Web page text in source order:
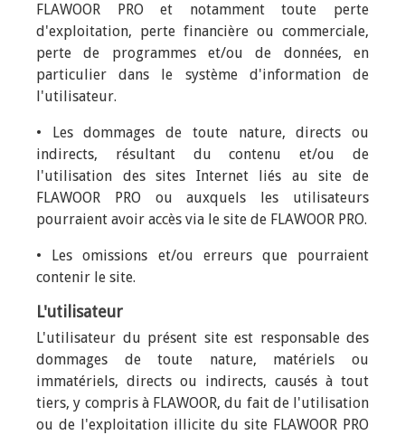
FLAWOOR PRO et notamment toute perte
d'exploitation, perte financière ou commerciale,
perte de programmes et/ou de données, en
particulier dans le système d'information de
l'utilisateur.
• Les dommages de toute nature, directs ou
indirects, résultant du contenu et/ou de
l'utilisation des sites Internet liés au site de
FLAWOOR PRO ou auxquels les utilisateurs
pourraient avoir accès via le site de FLAWOOR PRO.
• Les omissions et/ou erreurs que pourraient
contenir le site.
L'utilisateur
L'utilisateur du présent site est responsable des
dommages de toute nature, matériels ou
immatériels, directs ou indirects, causés à tout
tiers, y compris à FLAWOOR, du fait de l'utilisation
ou de l'exploitation illicite du site FLAWOOR PRO